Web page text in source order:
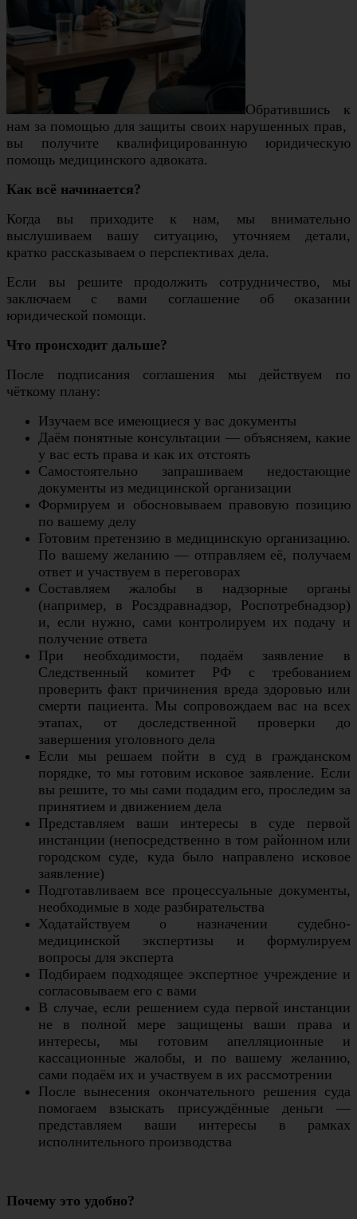
Обратившись к
нам за помощью для защиты своих нарушенных прав,
вы получите квалифицированную юридическую
помощь медицинского адвоката.
Как всё начинается?
Когда вы приходите к нам, мы внимательно
выслушиваем вашу ситуацию, уточняем детали,
кратко рассказываем о перспективах дела.
Если вы решите продолжить сотрудничество, мы
заключаем с вами соглашение об оказании
юридической помощи.
Что происходит дальше?
После подписания соглашения мы действуем по
чёткому плану:
Изучаем все имеющиеся у вас документы
Даём понятные консультации — объясняем, какие
у вас есть права и как их отстоять
Самостоятельно запрашиваем недостающие
документы из медицинской организации
Формируем и обосновываем правовую позицию
по вашему делу
Готовим претензию в медицинскую организацию.
По вашему желанию — отправляем её, получаем
ответ и участвуем в переговорах
Составляем жалобы в надзорные органы
(например, в Росздравнадзор, Роспотребнадзор)
и, если нужно, сами контролируем их подачу и
получение ответа
При необходимости, подаём заявление в
Следственный комитет РФ с требованием
проверить факт причинения вреда здоровью или
смерти пациента. Мы сопровождаем вас на всех
этапах, от доследственной проверки до
завершения уголовного дела
Если мы решаем пойти в суд в гражданском
порядке, то мы готовим исковое заявление. Если
вы решите, то мы сами подадим его, проследим за
принятием и движением дела
Представляем ваши интересы в суде первой
инстанции (непосредственно в том районном или
городском суде, куда было направлено исковое
заявление)
Подготавливаем все процессуальные документы,
необходимые в ходе разбирательства
Ходатайствуем о назначении судебно-
медицинской экспертизы и формулируем
вопросы для эксперта
Подбираем подходящее экспертное учреждение и
согласовываем его с вами
В случае, если решением суда первой инстанции
не в полной мере защищены ваши права и
интересы, мы готовим апелляционные и
кассационные жалобы, и по вашему желанию,
сами подаём их и участвуем в их рассмотрении
После вынесения окончательного решения суда
помогаем взыскать присуждённые деньги —
представляем ваши интересы в рамках
исполнительного производства
Почему это удобно?